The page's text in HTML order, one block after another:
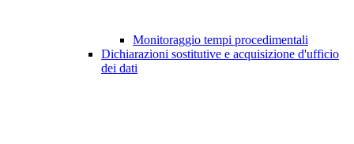
Monitoraggio tempi procedimentali
Dichiarazioni sostitutive e acquisizione d'ufficio
dei dati